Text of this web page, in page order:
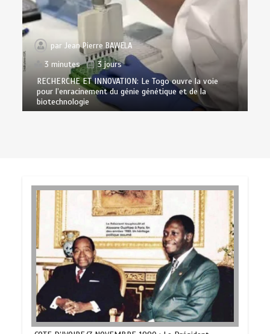
parJean Pierre BAWELA
3 minutes
3 jours
RECHERCHE ET INNOVATION: Le Togo ouvre la voie
pour l’enracinement du génie génétique et de la
biotechnologie